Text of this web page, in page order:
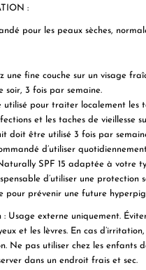
:
pour les peaux sèches,
une fine couche sur un visage
soir, 3 fois par semaine.
utilisé pour traiter localement les
et les taches de vieillesse
doit être utilisé 3 fois par
d’utiliser
SPF 15 adaptée à votre
d’utiliser une protection
pour prévenir une future
: Usage externe uniquement.
et les lèvres. En cas d’irritation,
Ne pas utiliser chez les enfants
dans un endroit frais et sec.